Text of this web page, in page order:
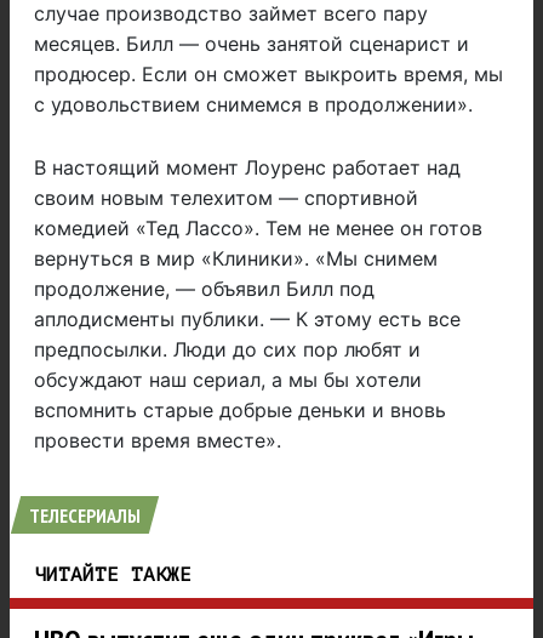
случае производство займет всего пару
месяцев. Билл — очень занятой сценарист и
продюсер. Если он сможет выкроить время, мы
с удовольствием снимемся в продолжении».
В настоящий момент Лоуренс работает над
своим новым телехитом — спортивной
комедией «Тед Лассо». Тем не менее он готов
вернуться в мир «Клиники». «Мы снимем
продолжение, — объявил Билл под
аплодисменты публики. — К этому есть все
предпосылки. Люди до сих пор любят и
обсуждают наш сериал, а мы бы хотели
вспомнить старые добрые деньки и вновь
провести время вместе».
ТЕЛЕСЕРИАЛЫ
ЧИТАЙТЕ ТАКЖЕ